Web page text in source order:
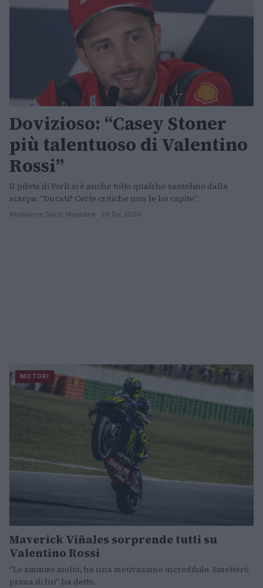
Dovizioso: “Casey Stoner
più talentuoso di Valentino
Rossi”
Il pilota di Forlì si è anche tolto qualche sassolino dalla
scarpa: "Ducati? Certe critiche non le ho capite".
Redazione Sport Magazine · 26 Dic 2020
MOTORI
Maverick Viñales sorprende tutti su
Valentino Rossi
"Lo ammiro molto, ha una motivazione incredibile. Smetterò
prima di lui" ha detto.